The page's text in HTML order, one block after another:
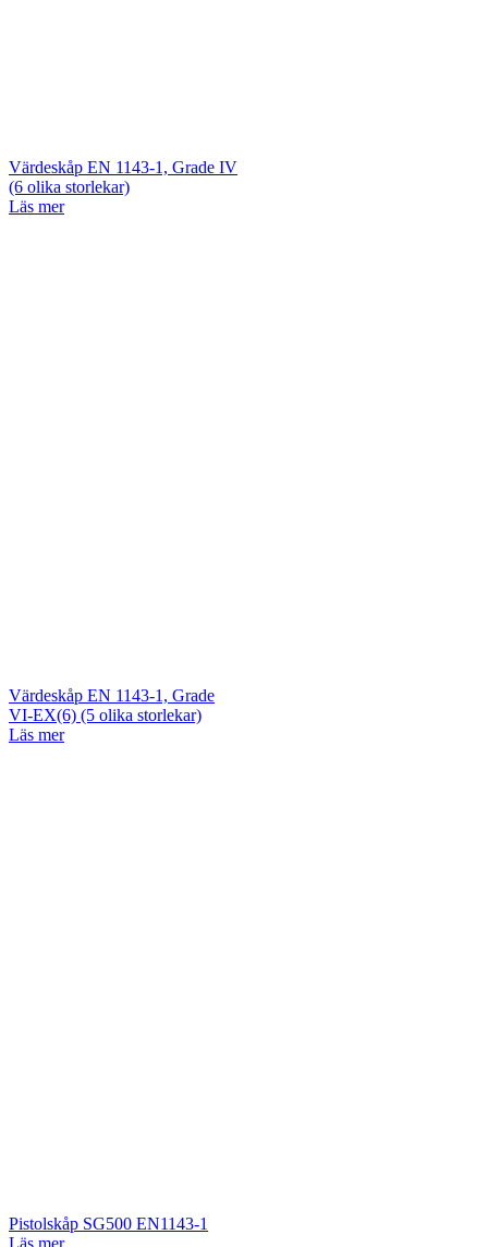
Värdeskåp EN 1143-1, Grade IV
(6 olika storlekar)
Läs mer
Värdeskåp EN 1143-1, Grade
VI-EX(6) (5 olika storlekar)
Läs mer
Pistolskåp SG500 EN1143-1
Läs mer